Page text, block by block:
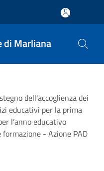
di Marliana
dell'accoglienza dei
educativi per la prima
l’anno educativo
- Azione PAD